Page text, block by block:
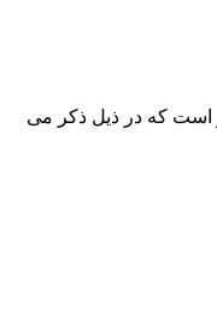
است که در ذیل ذکر می